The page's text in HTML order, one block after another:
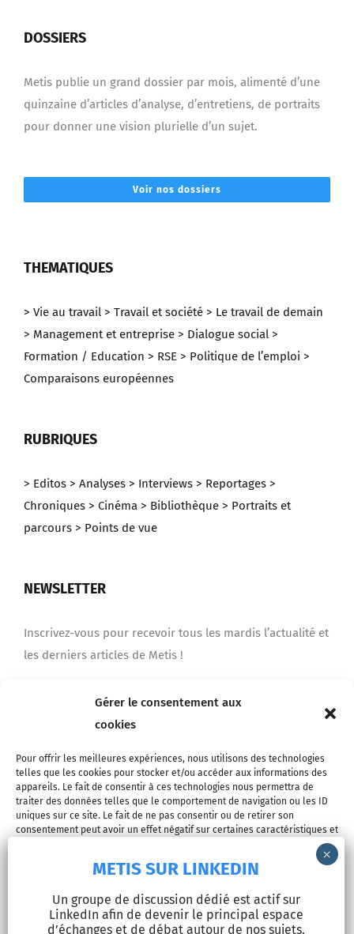
Gérer le consentement aux
cookies
Pour offrir les meilleures expériences, nous utilisons des technologies
telles que les cookies pour stocker et/ou accéder aux informations des
appareils. Le fait de consentir à ces technologies nous permettra de
traiter des données telles que le comportement de navigation ou les ID
uniques sur ce site. Le fait de ne pas consentir ou de retirer son
consentement peut avoir un effet négatif sur certaines caractéristiques et
Refuser
DOSSIERS
Metis publie un grand dossier par mois, alimenté d’une
quinzaine d’articles d’analyse, d’entretiens, de portraits
pour donner une vision plurielle d’un sujet.
Voir nos dossiers
THEMATIQUES
> Vie au travail > Travail et société > Le travail de demain
> Management et entreprise > Dialogue social >
Formation / Education > RSE > Politique de l’emploi >
Comparaisons européennes
RUBRIQUES
> Editos > Analyses > Interviews > Reportages >
Chroniques > Cinéma > Bibliothèque > Portraits et
parcours > Points de vue
NEWSLETTER
Inscrivez-vous pour recevoir tous les mardis l’actualité et
les derniers articles de Metis !
© Copyright 2026 - METIS EUROPE | Tous droits réservés |
Mentions légales
METIS SUR LINKEDIN
Un groupe de discussion dédié est actif sur
LinkedIn afin de devenir le principal espace
d’échanges et de débat autour de nos sujets.